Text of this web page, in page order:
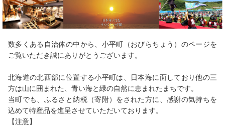
数多くある自治体の中から、小平町（おびらちょう）のページを
ご覧いただき誠にありがとうございます。
北海道の北西部に位置する小平町は、日本海に面しており他の三
方は山に囲まれた、青い海と緑の自然に恵まれたまちです。
当町でも、ふるさと納税（寄附）をされた方に、感謝の気持ちを
込めて特産品を進呈させていただいております。
【注意】